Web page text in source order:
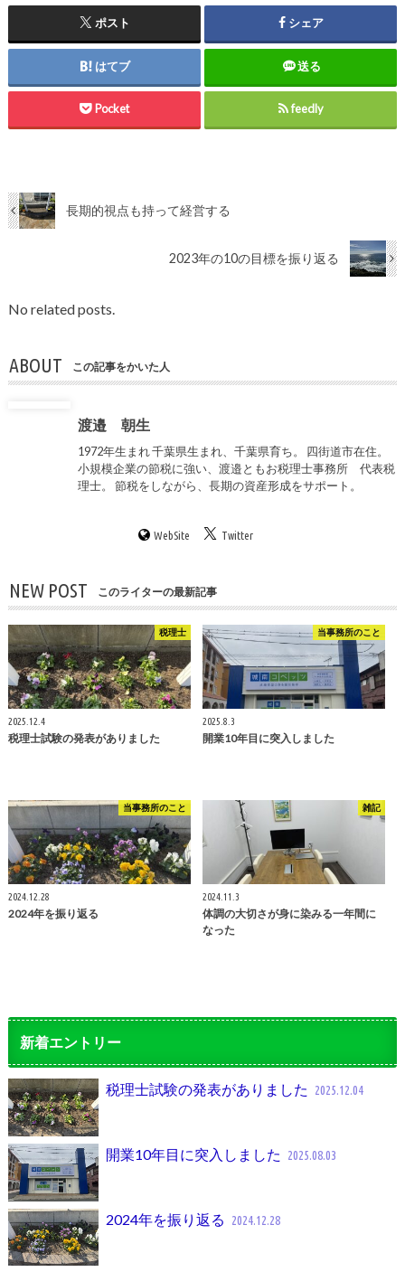
ポスト シェア
はてブ 送る
Pocket feedly
長期的視点も持って経営する
2023年の10の目標を振り返る
No related posts.
ABOUT この記事をかいた人
渡邉 朝生
1972年生まれ 千葉県生まれ、千葉県育ち。 四街道市在住。
小規模企業の節税に強い、渡邉ともお税理士事務所 代表税
理士。 節税をしながら、長期の資産形成をサポート。
WebSite Twitter
NEW POST このライターの最新記事
税理士
2025.12.4
税理士試験の発表がありました
当事務所のこと
2025.8.3
開業10年目に突入しました
当事務所のこと
2024.12.28
2024年を振り返る
雑記
2024.11.3
体調の大切さが身に染みる一年間に
なった
新着エントリー
税理士試験の発表がありました 2025.12.04
開業10年目に突入しました 2025.08.03
2024年を振り返る 2024.12.28